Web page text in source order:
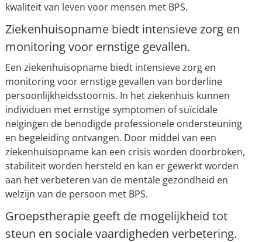
kwaliteit van leven voor mensen met BPS.
Ziekenhuisopname biedt intensieve zorg en
monitoring voor ernstige gevallen.
Een ziekenhuisopname biedt intensieve zorg en
monitoring voor ernstige gevallen van borderline
persoonlijkheidsstoornis. In het ziekenhuis kunnen
individuen met ernstige symptomen of suïcidale
neigingen de benodigde professionele ondersteuning
en begeleiding ontvangen. Door middel van een
ziekenhuisopname kan een crisis worden doorbroken,
stabiliteit worden hersteld en kan er gewerkt worden
aan het verbeteren van de mentale gezondheid en
welzijn van de persoon met BPS.
Groepstherapie geeft de mogelijkheid tot
steun en sociale vaardigheden verbetering.